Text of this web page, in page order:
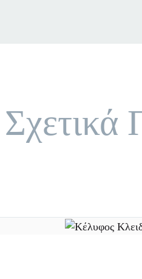
Σχετικά